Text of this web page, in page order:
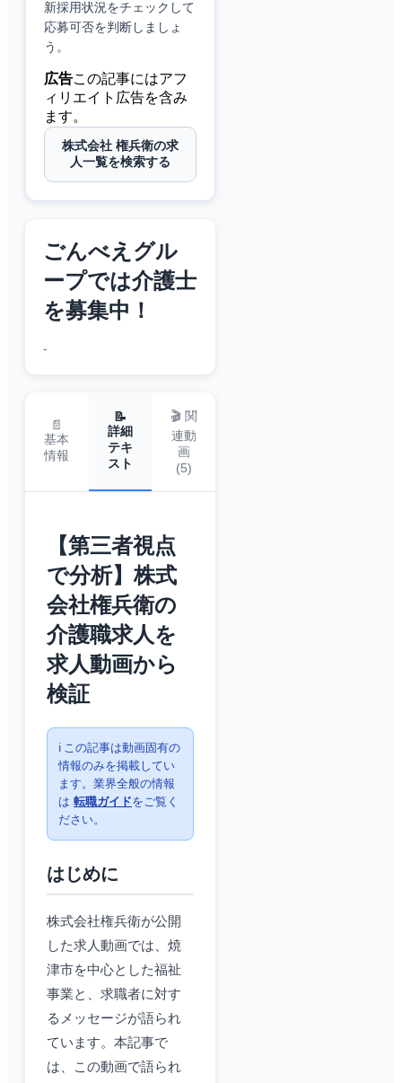
新採用状況をチェックして
応募可否を判断しましょ
う。
広告この記事にはアフ
ィリエイト広告を含み
ます。
株式会社 権兵衛の求
人一覧を検索する
ごんべえグル
ープでは介護士
を募集中！
-
📄
基本
情報
📝
詳細
テキ
スト
🎬 関
連動
画
(5)
【第三者視点
で分析】株式
会社権兵衛の
介護職求人を
求人動画から
検証
ℹ️ この記事は動画固有の
情報のみを掲載してい
ます。業界全般の情報
は 転職ガイドをご覧く
ださい。
はじめに
株式会社権兵衛が公開
した求人動画では、焼
津市を中心とした福祉
事業と、求職者に対す
るメッセージが語られ
ています。本記事で
は、この動画で語られ